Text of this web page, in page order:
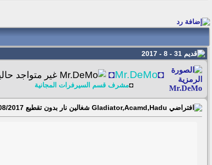
◘
Mr.DeMo
◘
◘مشرف قسم السيرفرات المجانية
Gladiator,Acamd,Hadu شغالين نار بدون تقطيع 31/08/2017 ‏